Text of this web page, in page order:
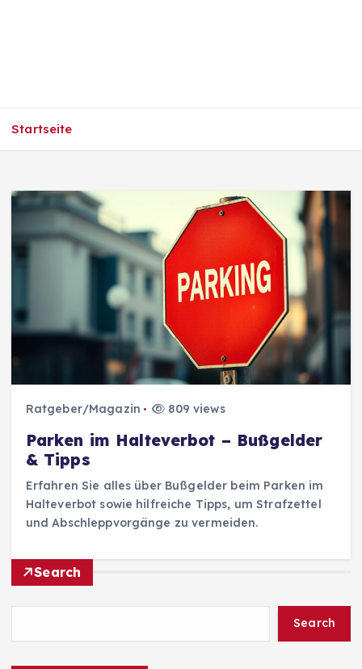
Startseite
Ratgeber/Magazin 809 views
Parken im Halteverbot – Bußgelder
& Tipps
Erfahren Sie alles über Bußgelder beim Parken im
Halteverbot sowie hilfreiche Tipps, um Strafzettel
und Abschleppvorgänge zu vermeiden.
Search
Search